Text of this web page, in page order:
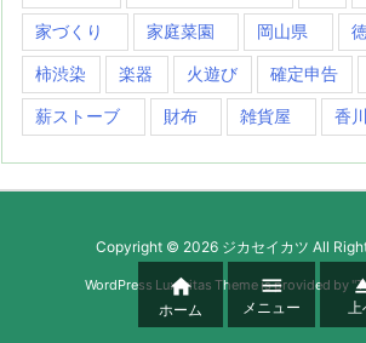
家づくり 家庭菜園 岡山県
柿渋染 楽器 火遊び 確定申告
薪ストーブ 財布 雑貨屋 香
Copyright © 2026 ジカセイカツ All
WordPress Luxeritas Theme is provided by "

ホーム

メニュー